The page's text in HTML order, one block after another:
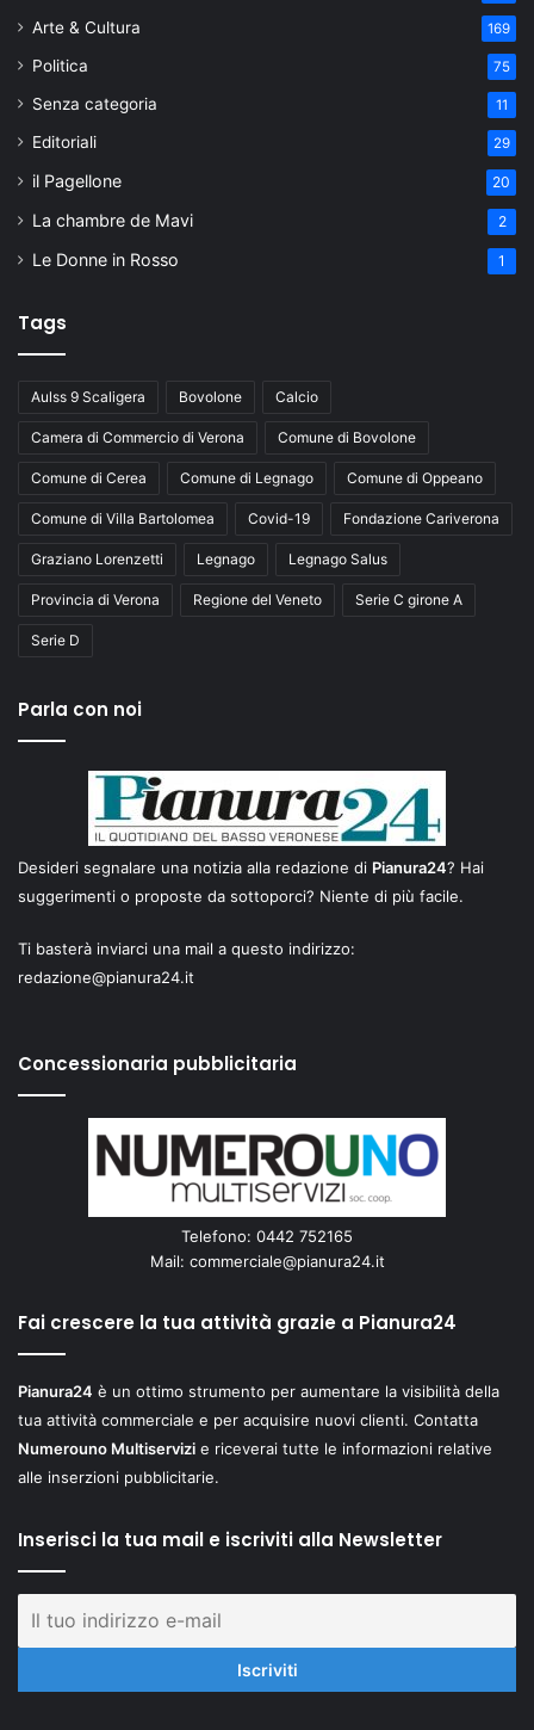
Arte & Cultura 169
Politica 75
Senza categoria 11
Editoriali 29
il Pagellone 20
La chambre de Mavi 2
Le Donne in Rosso 1
Tags
Aulss 9 Scaligera Bovolone Calcio
Camera di Commercio di Verona Comune di Bovolone
Comune di Cerea Comune di Legnago Comune di Oppeano
Comune di Villa Bartolomea Covid-19 Fondazione Cariverona
Graziano Lorenzetti Legnago Legnago Salus
Provincia di Verona Regione del Veneto Serie C girone A
Serie D
Parla con noi
Desideri segnalare una notizia alla redazione di Pianura24? Hai
suggerimenti o proposte da sottoporci? Niente di più facile.
Ti basterà inviarci una mail a questo indirizzo:
redazione@pianura24.it
Concessionaria pubblicitaria
Telefono: 0442 752165
Mail: commerciale@pianura24.it
Fai crescere la tua attività grazie a Pianura24
Pianura24 è un ottimo strumento per aumentare la visibilità della
tua attività commerciale e per acquisire nuovi clienti. Contatta
Numerouno Multiservizi e riceverai tutte le informazioni relative
alle inserzioni pubblicitarie.
Inserisci la tua mail e iscriviti alla Newsletter